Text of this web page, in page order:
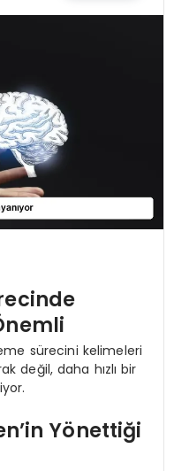
sürecini kelimeleri
değil, daha hızlı bir
Yönettiği